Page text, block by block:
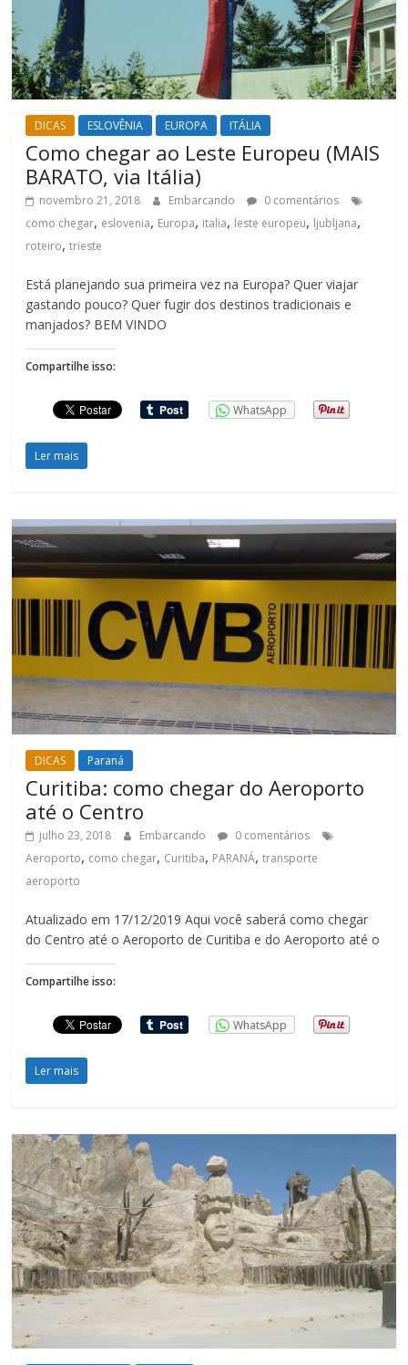
DICAS ESLOVÊNIA EUROPA ITÁLIA
Como chegar ao Leste Europeu (MAIS
BARATO, via Itália)
novembro 21, 2018 Embarcando
0 comentários
como chegar, eslovenia, Europa, italia, leste europeu, ljubljana,
roteiro,trieste
Está planejando sua primeira vez na Europa? Quer viajar
gastando pouco? Quer fugir dos destinos tradicionais e
manjados? BEM VINDO
Compartilhe isso:
WhatsApp
Ler mais
DICAS Paraná
Curitiba: como chegar do Aeroporto
até o Centro
julho 23, 2018 Embarcando
0 comentários
Aeroporto, como chegar, Curitiba, PARANÁ,transporte
aeroporto
Atualizado em 17/12/2019 Aqui você saberá como chegar
do Centro até o Aeroporto de Curitiba e do Aeroporto até o
Compartilhe isso:
WhatsApp
Ler mais